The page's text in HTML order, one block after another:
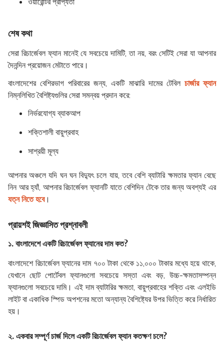
শেষ কথা
সেরা রিচার্জেবল ফ্যান মানেই যে সবচেয়ে দামিটি, তা নয়, বরং সেটিই সেরা যা আপনার
দৈনন্দিন প্রয়োজন মেটাতে পারে।
বাংলাদেশের বেশিরভাগ পরিবারের জন্য, একটি মাঝারি দামের টেবিল চার্জার ফ্যান
নিম্নলিখিত বৈশিষ্ট্যগুলির সেরা সমন্বয় প্রদান করে:
নির্ভরযোগ্য ব্যাকআপ
শক্তিশালী বায়ুপ্রবাহ
সাশ্রয়ী মূল্য
আপনার অঞ্চলে যদি ঘন ঘন বিদ্যুৎ চলে যায়, তবে বেশি ব্যাটারি ক্ষমতার ফ্যান বেছে
নিন আর হ্যাঁ, আপনার রিচার্জেবল ফ্যানটি যাতে বেশিদিন টেকে তার জন্য অবশ্যই এর
যত্ন নিতে হবে।
প্রায়শই জিজ্ঞাসিত প্রশ্নাবলী
১. বাংলাদেশে একটি রিচার্জেবল ফ্যানের দাম কত?
বাংলাদেশে রিচার্জেবল ফ্যানের দাম ৭০০ টাকা থেকে ১১,০০০ টাকার মধ্যে হয়ে থাকে,
যেখানে ছোট পোর্টেবল ফ্যানগুলো সবচেয়ে সস্তা এবং বড়, উচ্চ-ক্ষমতাসম্পন্ন
ফ্যানগুলো সবচেয়ে দামি। এই দাম ব্যাটারির ক্ষমতা, বায়ুপ্রবাহের শক্তি এবং এলইডি
লাইট বা একাধিক স্পিড অপশনের মতো অন্যান্য বৈশিষ্ট্যের উপর ভিত্তি করে নির্ধারিত
হয়।
২. একবার সম্পূর্ণ চার্জ দিলে একটি রিচার্জেবল ফ্যান কতক্ষণ চলে?